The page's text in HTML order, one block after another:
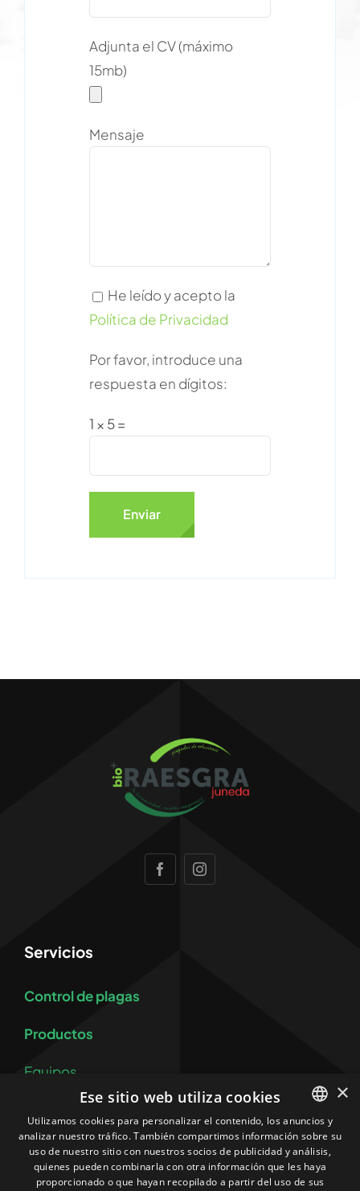
Adjunta el CV (máximo
15mb)
Mensaje
He leído y acepto la
Política de Privacidad
Por favor, introduce una
respuesta en dígitos:
1 × 5 =
Servicios
Control de plagas
Productos
Equipos
Más
SPANISH
CATALAN
×
Ese sitio web utiliza cookies
Utilizamos cookies para personalizar el contenido, los anuncios y
analizar nuestro tráfico. También compartimos información sobre su
uso de nuestro sitio con nuestros socios de publicidad y análisis,
quienes pueden combinarla con otra información que les haya
proporcionado o que hayan recopilado a partir del uso de sus